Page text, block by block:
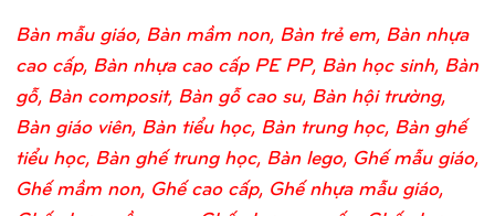
Bàn mẫu giáo, Bàn mầm non, Bàn trẻ em, Bàn nhựa
cao cấp, Bàn nhựa cao cấp PE PP, Bàn học sinh, Bàn
gỗ, Bàn composit, Bàn gỗ cao su, Bàn hội trường,
Bàn giáo viên, Bàn tiểu học, Bàn trung học, Bàn ghế
tiểu học, Bàn ghế trung học, Bàn lego, Ghế mẫu giáo,
Ghế mầm non, Ghế cao cấp, Ghế nhựa mẫu giáo,